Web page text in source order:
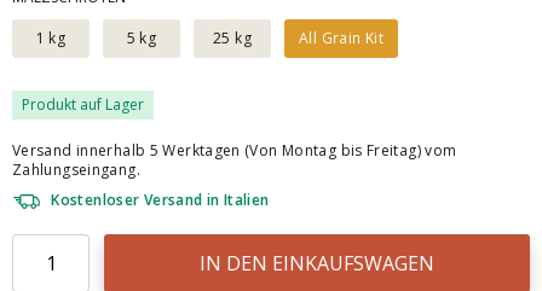
1 kg
5 kg 25 kg All Grain Kit
Produkt auf Lager
Versand innerhalb 5 Werktagen (Von Montag bis Freitag) vom
Zahlungseingang.
Kostenloser Versand in Italien
IN DEN EINKAUFSWAGEN